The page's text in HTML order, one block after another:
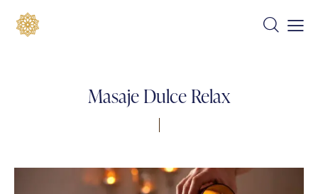
Masaje Dulce Relax